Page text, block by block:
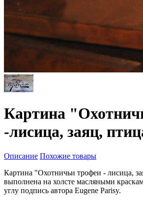
Картина
-лисица, заяц,
Описание Похожие товары
Картина "Охотничьи трофеи - лисица,
выполнена на холсте масляными
углу подпись автора Eugene Parisy.